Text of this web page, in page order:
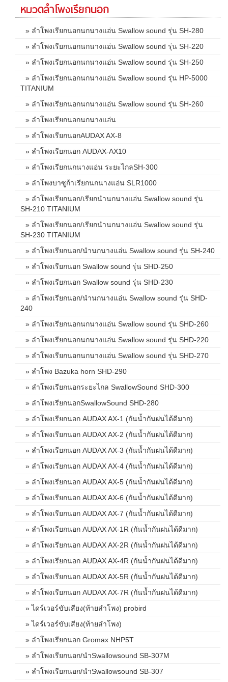
หมวดลำโพงเรียกนอก
» ลำโพงเรียกนอกนกนางแอ่น Swallow sound รุ่น SH-280
» ลำโพงเรียกนอกนกนางแอ่น Swallow sound รุ่น SH-220
» ลำโพงเรียกนอกนกนางแอ่น Swallow sound รุ่น SH-250
» ลำโพงเรียกนอกนกนางแอ่น Swallow sound รุ่น HP-5000
TITANIUM
» ลำโพงเรียกนอกนกนางแอ่น Swallow sound รุ่น SH-260
» ลำโพงเรียกนอกนกนางแอ่น
» ลำโพงเรียกนอกAUDAX AX-8
» ลำโพงเรียกนอก AUDAX-AX10
» ลำโพงเรียกนกนางแอ่น ระยะไกลSH-300
» ลำโพงบาซูก้าเรียกนกนางแอ่น SLR1000
» ลำโพงเรียกนอก/เรียกนำนกนางแอ่น Swallow sound รุ่น
SH-210 TITANIUM
» ลำโพงเรียกนอก/เรียกนำนกนางแอ่น Swallow sound รุ่น
SH-230 TITANIUM
» ลำโพงเรียกนอก/นำนกนางแอ่น Swallow sound รุ่น SH-240
» ลำโพงเรียกนอก Swallow sound รุ่น SHD-250
» ลำโพงเรียกนอก Swallow sound รุ่น SHD-230
» ลำโพงเรียกนอก/นำนกนางแอ่น Swallow sound รุ่น SHD-
240
» ลำโพงเรียกนอกนกนางแอ่น Swallow sound รุ่น SHD-260
» ลำโพงเรียกนอกนกนางแอ่น Swallow sound รุ่น SHD-220
» ลำโพงเรียกนอกนกนางแอ่น Swallow sound รุ่น SHD-270
» ลำโพง Bazuka horn SHD-290
» ลำโพงเรียกนอกระยะไกล SwallowSound SHD-300
» ลำโพงเรียกนอกSwallowSound SHD-280
» ลำโพงเรียกนอก AUDAX AX-1 (กันน้ำกันฝนได้ดีมาก)
» ลำโพงเรียกนอก AUDAX AX-2 (กันน้ำกันฝนได้ดีมาก)
» ลำโพงเรียกนอก AUDAX AX-3 (กันน้ำกันฝนได้ดีมาก)
» ลำโพงเรียกนอก AUDAX AX-4 (กันน้ำกันฝนได้ดีมาก)
» ลำโพงเรียกนอก AUDAX AX-5 (กันน้ำกันฝนได้ดีมาก)
» ลำโพงเรียกนอก AUDAX AX-6 (กันน้ำกันฝนได้ดีมาก)
» ลำโพงเรียกนอก AUDAX AX-7 (กันน้ำกันฝนได้ดีมาก)
» ลำโพงเรียกนอก AUDAX AX-1R (กันน้ำกันฝนได้ดีมาก)
» ลำโพงเรียกนอก AUDAX AX-2R (กันน้ำกันฝนได้ดีมาก)
» ลำโพงเรียกนอก AUDAX AX-4R (กันน้ำกันฝนได้ดีมาก)
» ลำโพงเรียกนอก AUDAX AX-5R (กันน้ำกันฝนได้ดีมาก)
» ลำโพงเรียกนอก AUDAX AX-7R (กันน้ำกันฝนได้ดีมาก)
» ไดร์เวอร์ขับเสียง(ท้ายลำโพง) probird
» ไดร์เวอร์ขับเสียง(ท้ายลำโพง)
» ลำโพงเรียกนอก Gromax NHP5T
» ลำโพงเรียกนอก/นำSwallowsound SB-307M
» ลำโพงเรียกนอก/นำSwallowsound SB-307